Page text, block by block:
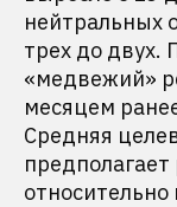
нейтральных
трех до двух.
«медвежий»
месяцем
Средняя